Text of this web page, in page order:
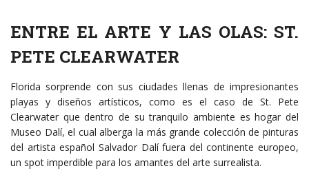
ENTRE EL ARTE Y LAS OLAS: ST.
PETE CLEARWATER
Florida sorprende con sus ciudades llenas de impresionantes
playas y diseños artísticos, como es el caso de St. Pete
Clearwater que dentro de su tranquilo ambiente es hogar del
Museo Dalí, el cual alberga la más grande colección de pinturas
del artista español Salvador Dalí fuera del continente europeo,
un spot imperdible para los amantes del arte surrealista.